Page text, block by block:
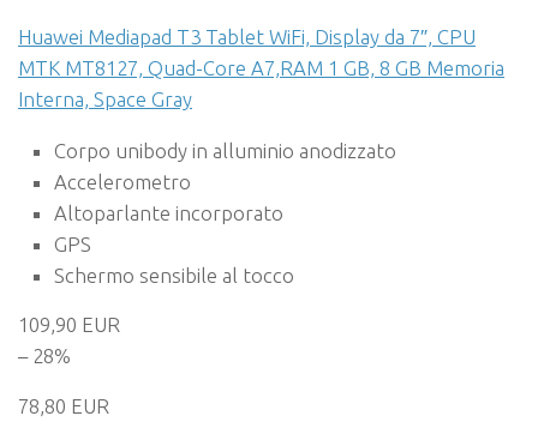
Huawei Mediapad T3 Tablet WiFi, Display da 7″, CPU
MTK MT8127, Quad-Core A7,RAM 1 GB, 8 GB Memoria
Interna, Space Gray
Corpo unibody in alluminio anodizzato
Accelerometro
Altoparlante incorporato
GPS
Schermo sensibile al tocco
109,90 EUR
– 28%
78,80 EUR